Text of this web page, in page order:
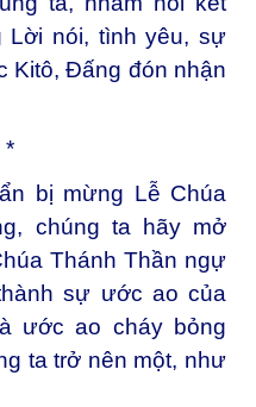
Lời nói, tình yêu, sự
Kitô, Đấng đón nhận
bị mừng Lễ Chúa
chúng ta hãy mở
Thánh Thần ngự
sự ước ao của
ước ao cháy bỏng
ta trở nên một, như